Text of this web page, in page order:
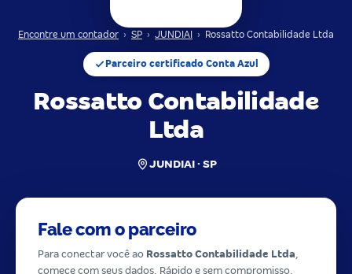
Encontre um contador › SP › JUNDIAI › Rossatto Contabilidade Ltda
Parceiro certificado Conta Azul
Rossatto Contabilidade
Ltda
JUNDIAI · SP
Fale com o parceiro
Para conectar você ao Rossatto Contabilidade Ltda,
comece com seus dados. Rápido e sem compromisso.